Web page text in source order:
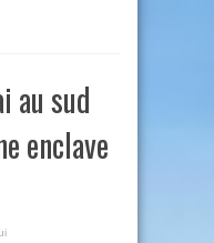
au sud
enclave